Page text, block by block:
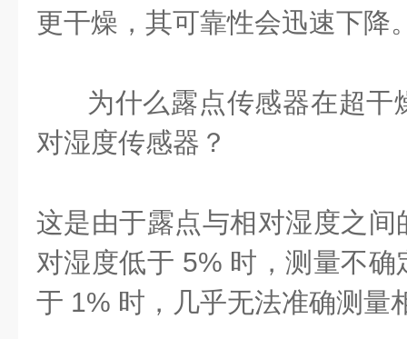
更干燥，其可靠性会迅速下降
为什么露点传感器在超干
对湿度传感器？
这是由于露点与相对湿度之
对湿度低于 5% 时，测量不
于 1% 时，几乎无法准确测量